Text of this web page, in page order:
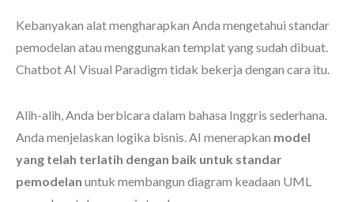
Kebanyakan alat mengharapkan Anda mengetahui standar
pemodelan atau menggunakan templat yang sudah dibuat.
Chatbot AI Visual Paradigm tidak bekerja dengan cara itu.
Alih-alih, Anda berbicara dalam bahasa Inggris sederhana.
Anda menjelaskan logika bisnis. AI menerapkan model
yang telah terlatih dengan baik untuk standar
pemodelan untuk membangun diagram keadaan UML